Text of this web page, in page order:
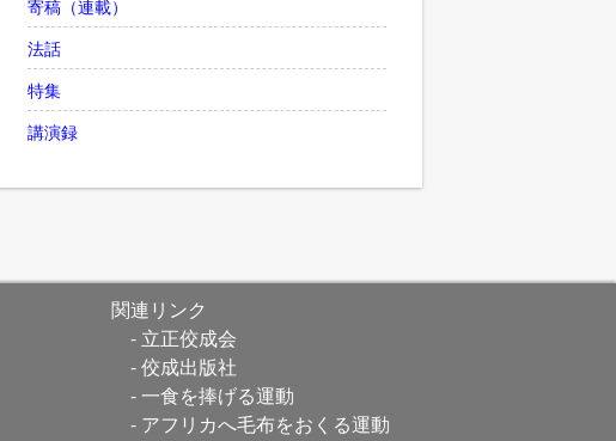
寄稿（連載）
法話
特集
講演録
関連リンク
立正佼成会
佼成出版社
一食を捧げる運動
アフリカへ毛布をおくる運動